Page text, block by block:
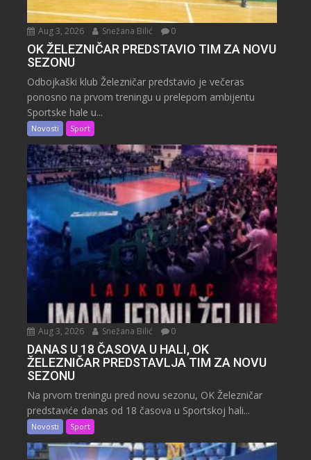
Aug 3, 2026 Snežana Bilić 0
OK ŽELEZNIČAR PREDSTAVIO TIM ZA NOVU
SEZONU
Odbojkaški klub Železničar predstavio je večeras
ponosno na prvom treningu u prelepom ambijentu
Sportske hale u...
Novosti Sport
Aug 3, 2026 Snežana Bilić 0
DANAS U 18 ČASOVA U HALI, OK
ŽELEZNIČAR PREDSTAVLJA TIM ZA NOVU
SEZONU
Na prvom treningu pred novu sezonu, OK Železničar
predstaviće danas od 18 časova u Sportskoj hali...
Novosti Sport